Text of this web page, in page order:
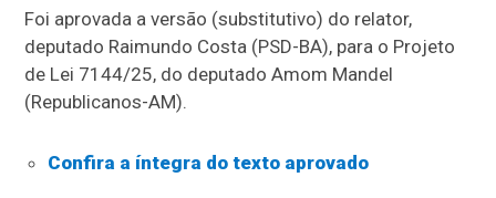
Foi aprovada a versão (substitutivo) do relator,
deputado Raimundo Costa (PSD-BA), para o Projeto
de Lei 7144/25, do deputado Amom Mandel
(Republicanos-AM).
Confira a íntegra do texto aprovado